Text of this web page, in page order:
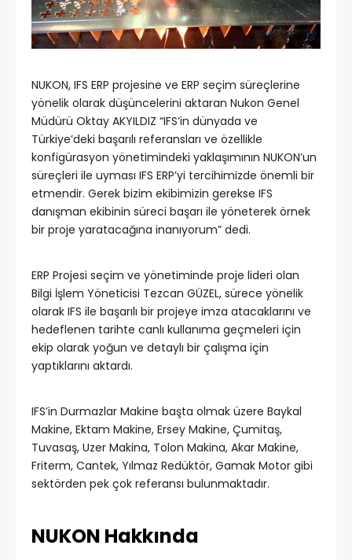
NUKON, IFS ERP projesine ve ERP seçim süreçlerine
yönelik olarak düşüncelerini aktaran Nukon Genel
Müdürü Oktay AKYILDIZ “IFS’in dünyada ve
Türkiye’deki başarılı referansları ve özellikle
konfigürasyon yönetimindeki yaklaşımının NUKON’un
süreçleri ile uyması IFS ERP’yi tercihimizde önemli bir
etmendir. Gerek bizim ekibimizin gerekse IFS
danışman ekibinin süreci başarı ile yöneterek örnek
bir proje yaratacağına inanıyorum” dedi.
ERP Projesi seçim ve yönetiminde proje lideri olan
Bilgi İşlem Yöneticisi Tezcan GÜZEL, sürece yönelik
olarak IFS ile başarılı bir projeye imza atacaklarını ve
hedeflenen tarihte canlı kullanıma geçmeleri için
ekip olarak yoğun ve detaylı bir çalışma için
yaptıklarını aktardı.
IFS’in Durmazlar Makine başta olmak üzere Baykal
Makine, Ektam Makine, Ersey Makine, Çumitaş,
Tuvasaş, Uzer Makina, Tolon Makina, Akar Makine,
Friterm, Cantek, Yılmaz Redüktör, Gamak Motor gibi
sektörden pek çok referansı bulunmaktadır.
NUKON Hakkında